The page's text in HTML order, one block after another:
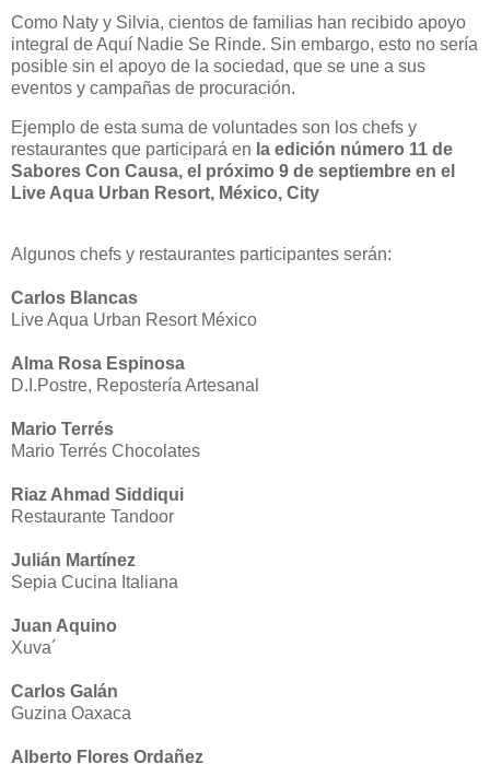
Como Naty y Silvia, cientos de familias han recibido apoyo
integral de Aquí Nadie Se Rinde. Sin embargo, esto no sería
posible sin el apoyo de la sociedad, que se une a sus
eventos y campañas de procuración.
Ejemplo de esta suma de voluntades son los chefs y
restaurantes que participará en la edición número 11 de
Sabores Con Causa, el próximo 9 de septiembre en el
Live Aqua Urban Resort, México, City
Algunos chefs y restaurantes participantes serán:
Carlos Blancas
Live Aqua Urban Resort México
Alma Rosa Espinosa
D.I.Postre, Repostería Artesanal
Mario Terrés
Mario Terrés Chocolates
Riaz Ahmad Siddiqui
Restaurante Tandoor
Julián Martínez
Sepia Cucina Italiana
Juan Aquino
Xuva´
Carlos Galán
Guzina Oaxaca
Alberto Flores Ordañez